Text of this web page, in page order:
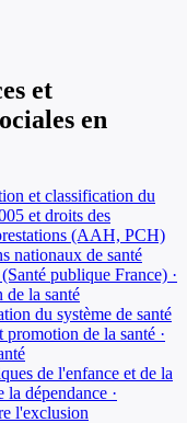
et
en
et classification du
et droits des
(AAH, PCH)
nationaux de santé
publique France) ·
de la santé
du système de santé
de la santé ·
de l'enfance et de la
dépendance ·
l'exclusion